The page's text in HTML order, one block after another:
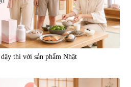
thì với sản phẩm Nhật